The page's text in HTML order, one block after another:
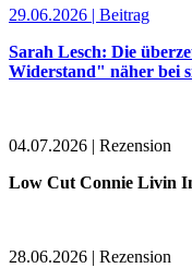
29.06.2026 | Beitrag
Sarah Lesch: Die
Widerstand" näher bei
04.07.2026 | Rezension
Low Cut Connie Livin
28.06.2026 | Rezension